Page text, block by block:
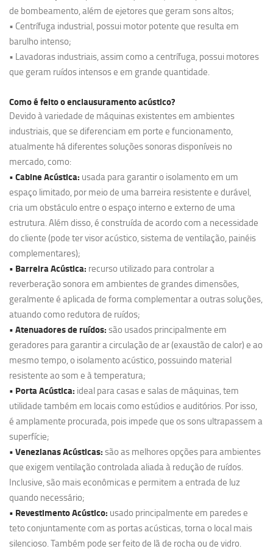
de bombeamento, além de ejetores que geram sons altos;
• Centrífuga industrial, possui motor potente que resulta em
barulho intenso;
• Lavadoras industriais, assim como a centrífuga, possui motores
que geram ruídos intensos e em grande quantidade.
Como é feito o enclausuramento acústico?
Devido à variedade de máquinas existentes em ambientes
industriais, que se diferenciam em porte e funcionamento,
atualmente há diferentes soluções sonoras disponíveis no
mercado, como:
• Cabine Acústica: usada para garantir o isolamento em um
espaço limitado, por meio de uma barreira resistente e durável,
cria um obstáculo entre o espaço interno e externo de uma
estrutura. Além disso, é construída de acordo com a necessidade
do cliente (pode ter visor acústico, sistema de ventilação, painéis
complementares);
• Barreira Acústica: recurso utilizado para controlar a
reverberação sonora em ambientes de grandes dimensões,
geralmente é aplicada de forma complementar a outras soluções,
atuando como redutora de ruídos;
• Atenuadores de ruídos:são usados principalmente em
geradores para garantir a circulação de ar (exaustão de calor) e ao
mesmo tempo, o isolamento acústico, possuindo material
resistente ao som e à temperatura;
• Porta Acústica: ideal para casas e salas de máquinas, tem
utilidade também em locais como estúdios e auditórios. Por isso,
é amplamente procurada, pois impede que os sons ultrapassem a
superfície;
• Venezianas Acústicas:são as melhores opções para ambientes
que exigem ventilação controlada aliada à redução de ruídos.
Inclusive, são mais econômicas e permitem a entrada de luz
quando necessário;
• Revestimento Acústico: usado principalmente em paredes e
teto conjuntamente com as portas acústicas, torna o local mais
silencioso. Também pode ser feito de lã de rocha ou de vidro.